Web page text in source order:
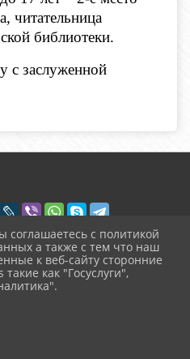
читательница
библиотеки.
с заслуженной
данных
соглашаетесь с политикой
а также с тем что наш
к веб-сайту сторонние
как "Госуслуги",